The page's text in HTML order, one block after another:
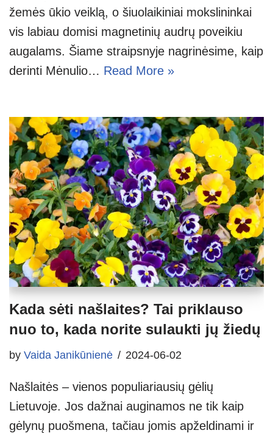
žemės ūkio veiklą, o šiuolaikiniai mokslininkai
vis labiau domisi magnetinių audrų poveikiu
augalams. Šiame straipsnyje nagrinėsime, kaip
derinti Mėnulio… Read More »
Kada sėti našlaites? Tai priklauso
nuo to, kada norite sulaukti jų žiedų
by Vaida Janikūnienė 2024-06-02
Našlaitės – vienos populiariausių gėlių
Lietuvoje. Jos dažnai auginamos ne tik kaip
gėlynų puošmena, tačiau jomis apželdinami ir